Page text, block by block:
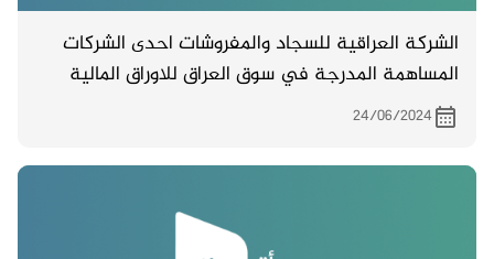
الشركة العراقية للسجاد والمفروشات احدى الشركات
المساهمة المدرجة في سوق العراق للاوراق المالية
تدعو مساهميها لحضور اجتماع الهيئة العامة والمزمع
نقابة الاقتصادين العراقية في المنصور / شارع النقابات
24/06/2024